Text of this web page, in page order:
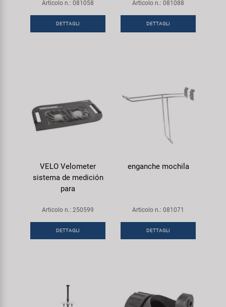
Articolo n.: 081058
DETTAGLI
Articolo n.: 081088
DETTAGLI
VELO Velometer
sistema de medición
para
Articolo n.: 250599
DETTAGLI
enganche mochila
Articolo n.: 081071
DETTAGLI